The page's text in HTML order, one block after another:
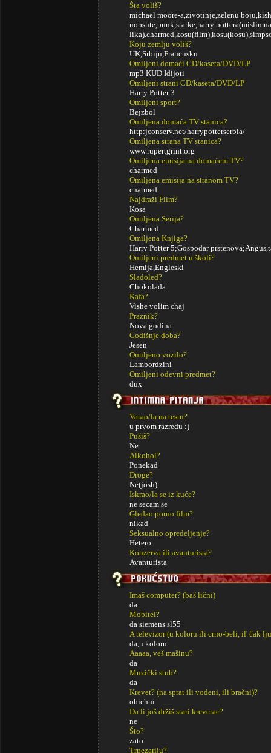
Šta voliš?
michael moore-a,zivotinje,zelenu
uopshte,punk,starke,harry
Koju zemlju voliš?
UK,Srbiju,Francusku
Omiljeni domaći CD/kaseta/DVD/LP
mp3 KUD Idijoti
Omiljeni strani CD/kaseta/DVD/LP
Harry Potter 3
Omiljeni sport?
Bejzbol
Omiljena domaća TV stanica?
http:jconserv.net/harrypotterserbia/
Omiljena strana TV stanica?
www.rupertgrint.org
Omiljena emisija na domaćem TV?
charmed
Omiljena emisija na stranom TV?
charmed
Najdraži Film?
Kosa
Omiljena Serija?
Charmed
Omiljena Knjiga?
Harry Potter 5;Gospodar
Omiljeni predmet u školi?
Hemija,Engleski
Sladoled?
Chokolada
Kafa?
Vishe volim chaj
Praznik?
Nova godina
Godišnje doba?
Jesen
Omiljeno vozilo?
Lambordzini
Omiljeni odevni predmet?
dux
Varao/la na testu?
u prvom razredu :)
Pušiš?
Ne
Alkohol?
Ponekad
Droge?
Ne(josh)
Iskrao/la se iz kuće?
ne secam se
Gledao porno film?
nikad
Seksualno opredeljenje?
Hetero
Konzerva ili avanturista?
Avanturista
Imaš computer? (baš lični)
da
Mobitel?
da siemens sl55
A televizor (u koloru ili crno-beli, il' čak
da,u koloru
Aaaaa, veš mašinu?
da
Muzički stub?
da
Krevet? (na sprat ili vodeni, ili bračni)?
obichni
Da li još držiš stari krevetac?
ne
Što?
zato
Trpezariju?